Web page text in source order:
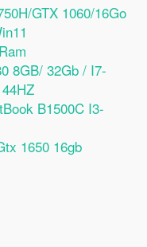
GTX 1060/16Go
8GB/ 32Gb / I7-
B1500C I3-
1650 16gb